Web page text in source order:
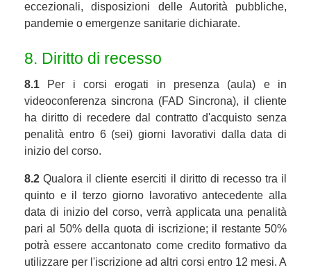
eccezionali, disposizioni delle Autorità pubbliche,
pandemie o emergenze sanitarie dichiarate.
8. Diritto di recesso
8.1 Per i corsi erogati in presenza (aula) e in
videoconferenza sincrona (FAD Sincrona), il cliente
ha diritto di recedere dal contratto d'acquisto senza
penalità entro 6 (sei) giorni lavorativi dalla data di
inizio del corso.
8.2 Qualora il cliente eserciti il diritto di recesso tra il
quinto e il terzo giorno lavorativo antecedente alla
data di inizio del corso, verrà applicata una penalità
pari al 50% della quota di iscrizione; il restante 50%
potrà essere accantonato come credito formativo da
utilizzare per l'iscrizione ad altri corsi entro 12 mesi. A